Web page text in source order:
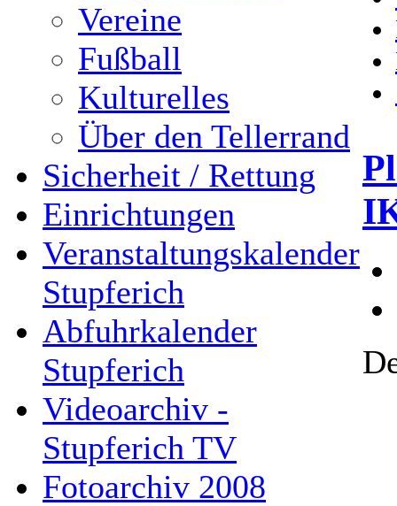
Vereine
Fußball
Kulturelles
Über den Tellerrand
Sicherheit / Rettung
Einrichtungen
Veranstaltungskalender
Stupferich
Abfuhrkalender
Stupferich
Videoarchiv -
Stupferich TV
Fotoarchiv 2008